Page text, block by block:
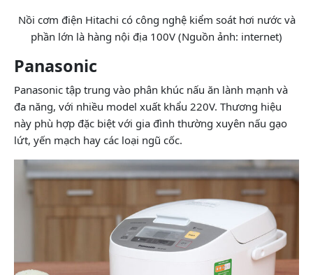
Nồi cơm điện Hitachi có công nghệ kiểm soát hơi nước và
phần lớn là hàng nội địa 100V (Nguồn ảnh: internet)
Panasonic
Panasonic tập trung vào phân khúc nấu ăn lành mạnh và
đa năng, với nhiều model xuất khẩu 220V. Thương hiệu
này phù hợp đặc biệt với gia đình thường xuyên nấu gạo
lứt, yến mạch hay các loại ngũ cốc.